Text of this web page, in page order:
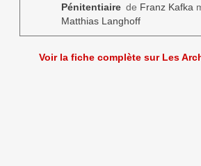
Pénitentiairede Franz Kafka
Matthias Langhoff
Voir la fiche complète sur Les